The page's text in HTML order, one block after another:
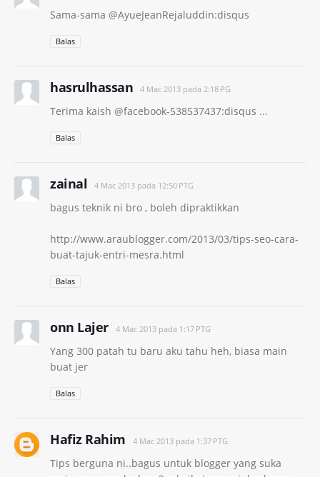
Sama-sama @AyueJeanRejaluddin:disqus
Balas
hasrulhassan 4 Mac 2013 pada 2:18 PG
Terima kaish @facebook-538537437:disqus ...
Balas
zainal 4 Mac 2013 pada 12:50 PTG
bagus teknik ni bro , boleh dipraktikkan
http://www.araublogger.com/2013/03/tips-seo-cara-
buat-tajuk-entri-mesra.html
Balas
onn Lajer 4 Mac 2013 pada 1:17 PTG
Yang 300 patah tu baru aku tahu heh, biasa main
buat jer
Balas
Hafiz Rahim 4 Mac 2013 pada 1:37 PTG
Tips berguna ni..bagus untuk blogger yang suka